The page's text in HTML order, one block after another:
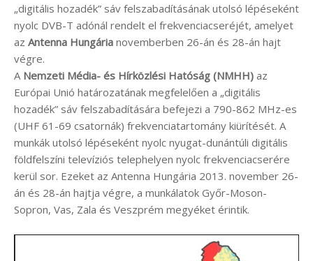
„digitális hozadék” sáv felszabadításának utolsó lépéseként
nyolc DVB-T adónál rendelt el frekvenciacseréjét, amelyet
az Antenna Hungária novemberben 26-án és 28-án hajt
végre.
A Nemzeti Média- és Hírközlési Hatóság (NMHH) az
Európai Unió határozatának megfelelően a „digitális
hozadék” sáv felszabadítására befejezi a 790-862 MHz-es
(UHF 61-69 csatornák) frekvenciatartomány kiürítését. A
munkák utolsó lépéseként nyolc nyugat-dunántúli digitális
földfelszíni televíziós telephelyen nyolc frekvenciacserére
kerül sor. Ezeket az Antenna Hungária 2013. november 26-
án és 28-án hajtja végre, a munkálatok Győr-Moson-
Sopron, Vas, Zala és Veszprém megyéket érintik.